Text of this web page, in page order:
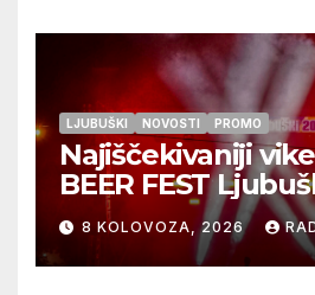
LJUBUŠKI NOVOSTI PROMO
Najiščekivaniji
BEER FEST
9.kolovoza
8 KOLOVOZA, 2026